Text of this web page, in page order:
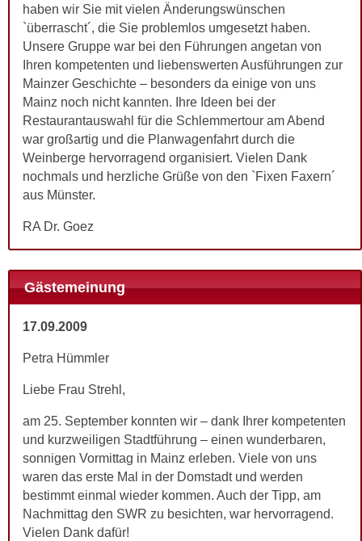
haben wir Sie mit vielen Änderungswünschen
`überrascht´, die Sie problemlos umgesetzt haben.
Unsere Gruppe war bei den Führungen angetan von
Ihren kompetenten und liebenswerten Ausführungen zur
Mainzer Geschichte – besonders da einige von uns
Mainz noch nicht kannten. Ihre Ideen bei der
Restaurantauswahl für die Schlemmertour am Abend
war großartig und die Planwagenfahrt durch die
Weinberge hervorragend organisiert. Vielen Dank
nochmals und herzliche Grüße von den `Fixen Faxern´
aus Münster.
RA Dr. Goez
Gästemeinung
17.09.2009
Petra Hümmler
Liebe Frau Strehl,
am 25. September konnten wir – dank Ihrer kompetenten
und kurzweiligen Stadtführung – einen wunderbaren,
sonnigen Vormittag in Mainz erleben. Viele von uns
waren das erste Mal in der Domstadt und werden
bestimmt einmal wieder kommen. Auch der Tipp, am
Nachmittag den SWR zu besichten, war hervorragend.
Vielen Dank dafür!